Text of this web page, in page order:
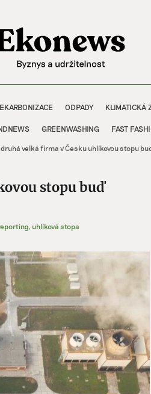
ODPADY KLIMATICKÁ
GREENWASHING FAST
druhá velká firma v Česku uhlíkovou stopu
stopu buď
, uhlíková stopa